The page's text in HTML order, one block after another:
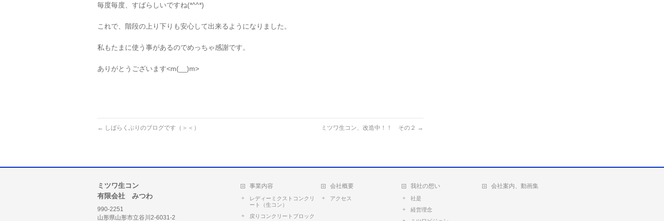
毎度毎度、すばらしいですね(*^^*)
これで、階段の上り下りも安心して出来るようになりました。
私もたまに使う事があるのでめっちゃ感謝です。
ありがとうございます<m(__)m>
← しばらくぶりのブログです（＞＜） ミツワ生コン、改造中！！ その２ →
ミツワ生コン
有限会社 みつわ
990-2251
山形県山形市立谷川2-6031-2
事業内容
レディーミクストコンクリ
ート（生コン）
戻りコンクリートブロック
会社概要
アクセス
我社の想い
社是
経営理念
会社案内、動画集